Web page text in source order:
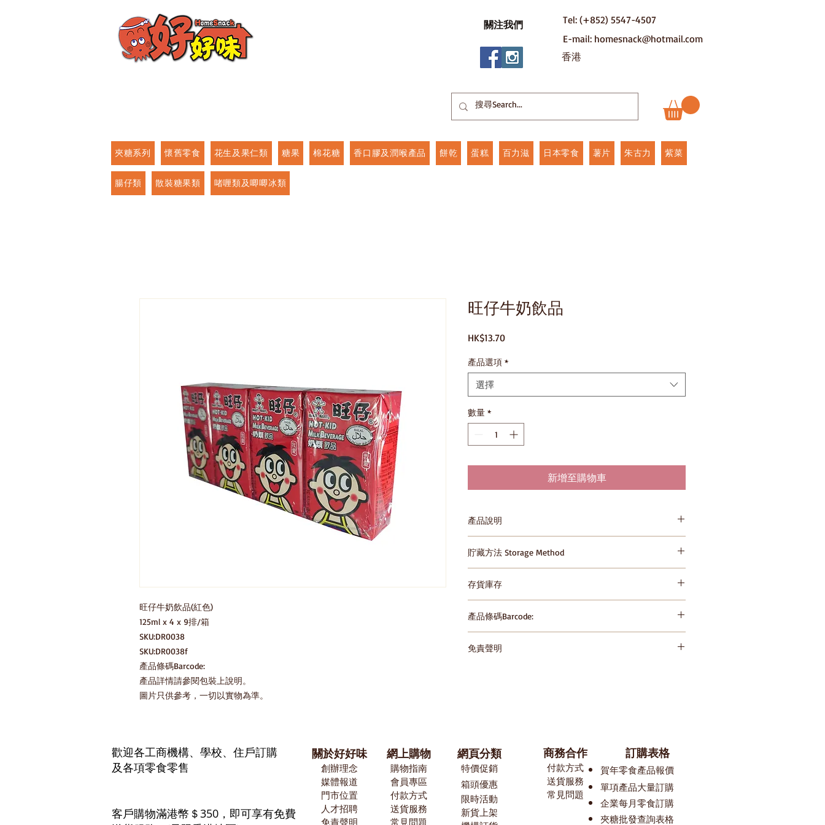
關注我們
Tel: (+852) 5547-4507
E-mail: homesnack@hotmail.com
​香港
夾糖系列 懷舊零食 花生及果仁類 糖果 棉花糖 香口膠及潤喉產品 餅乾 蛋糕 百力滋 日本零食 薯片 朱古力 紫菜
腸仔類 散裝糖果類 啫喱類及唧唧冰類
旺仔牛奶飲品(紅色)
125ml x 4 x 9排/箱
SKU:DR0038
SKU:DR0038f
產品條碼Barcode:
產品詳情請參閱包裝上說明。
圖片只供參考，一切以實物為準。
旺仔牛奶飲品
HK$13.70價
產品選項 *
選擇
數量 *
新增至購物車
產品說明
in cool dry place, avoid direct sunlight and high
temperature
貯藏方法 Storage Method
in cool dry place, avoid direct sunlight and high
temperature
存貨庫存
的準確性，但製造商對包裝或配料的一些變更，我們網站
也需要時間來更新和整理。所以在您預覽某款產品時， 可
能有時候正遇到信息在等待更新中。 我們建議閣下在購買
產品條碼Barcode:
免責聲明
悉。
歡迎各工商機構、學校、住戶訂購
及各項零食零售
客戶購物滿港幣＄350，即可享有免費
關於好好味
創辦理念
媒體報道
門市位置
​人才招聘
免責聲明
網上購物
購物指南
​會員專區
付款方式
送貨服務
常見問題
網頁分類
特價促銷
箱頭優惠
限時活動
新貨上架
​商務合作
付款方式
送貨服務
常見問題
訂購表格
賀年零食產品報價
單項產品大量訂購
​​企業每月零食訂購
夾糖批發查詢表格